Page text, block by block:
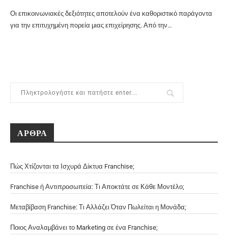
Οι επικοινωνιακές δεξιότητες αποτελούν ένα καθοριστικό παράγοντα
για την επιτυχημένη πορεία μιας επιχείρησης. Από την…
ΑΡΘΡΑ
Πώς Χτίζονται τα Ισχυρά Δίκτυα Franchise;
Franchise ή Αντιπροσωπεία: Τι Αποκτάτε σε Κάθε Μοντέλο;
Μεταβίβαση Franchise: Τι Αλλάζει Όταν Πωλείται η Μονάδα;
Ποιος Αναλαμβάνει το Marketing σε ένα Franchise;